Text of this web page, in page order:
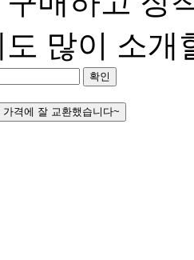
많이 소개
확인
격에 잘 교환했습니다~